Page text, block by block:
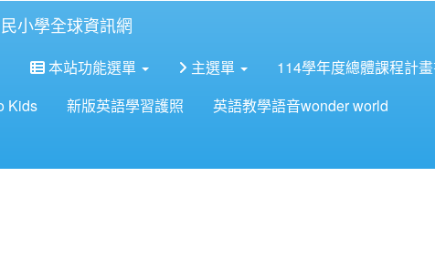
小學全球資訊網
重新取得佈景設定
本站功能選單 主選單 114學年度總體課程計
Kids
新版英語學習護照
英語教學語音wonder world